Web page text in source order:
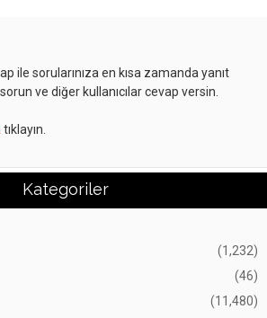
ile sorularınıza en kısa zamanda yanıt
ve diğer kullanıcılar cevap versin.
tıklayın.
Kategoriler
(1,232)
(46)
(11,480)